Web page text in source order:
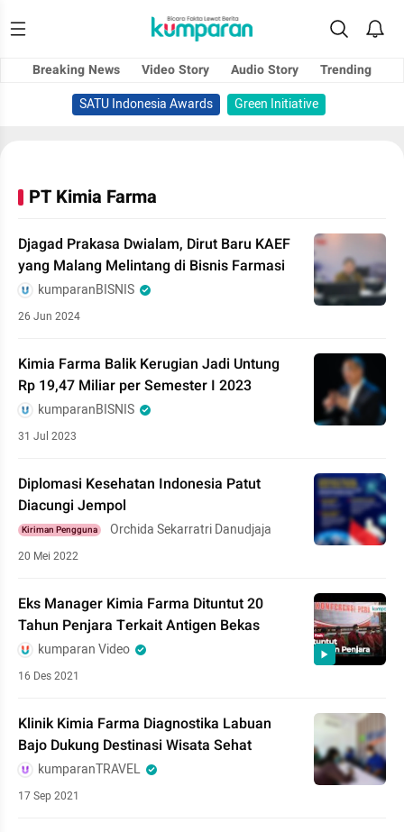
Breaking News Video Story Audio Story
Trending
SATU Indonesia Awards
Green Initiative
PT Kimia Farma
Djagad Prakasa Dwialam, Dirut Baru KAEF
yang Malang Melintang di Bisnis Farmasi
kumparanBISNIS
26 Jun 2024
Kimia Farma Balik Kerugian Jadi Untung
Rp 19,47 Miliar per Semester I 2023
kumparanBISNIS
31 Jul 2023
Diplomasi Kesehatan Indonesia Patut
Diacungi Jempol
Kiriman Pengguna Orchida Sekarratri Danudjaja
20 Mei 2022
Eks Manager Kimia Farma Dituntut 20
Tahun Penjara Terkait Antigen Bekas
kumparan Video
16 Des 2021
Klinik Kimia Farma Diagnostika Labuan
Bajo Dukung Destinasi Wisata Sehat
kumparanTRAVEL
17 Sep 2021